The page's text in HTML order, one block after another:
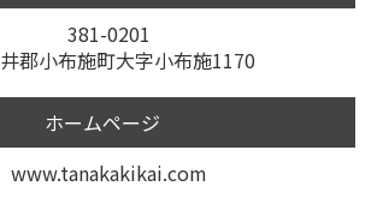
381-0201
郡小布施町大字小布施1170
ホームページ
www.tanakakikai.com